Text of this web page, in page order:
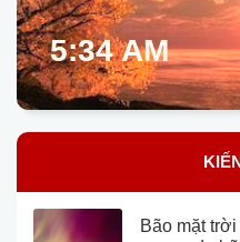
5:34 AM
Bão mặt